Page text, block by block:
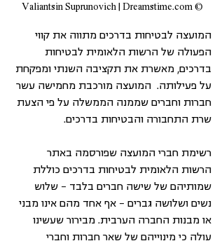
© Valiantsin Suprunovich | Dreamstime.com
המועצה לבטיחות בדרכים מתווה את קווי
הפעולה של הרשות הלאומית לבטיחות
בדרכים, מאשרת את תקציבה השנתי ומפקחת
על פעילותה.  המועצה מורכבת מחמישה עשר
חברות וחברים שממנה הממשלה על פי הצעת
שרת התחבורה והבטיחות בדרכים.
רשימת חברי המועצה שפורסמה באתר
הרשות הלאומית לבטיחות בדרכים כוללת
שמותיהם של שישה חברים בלבד – שלוש
נשים ושלושה גברים – אף אחד מהם אינו מבני
או מבנות החברה הערבית. מבירור שעשינו
עולה כי מינוייהם של שאר חברות וחברי